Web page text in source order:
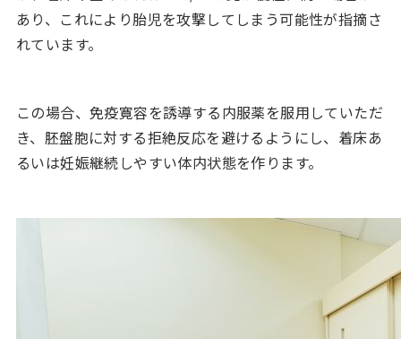
あり、これにより胎児を攻撃してしまう可能性が指摘さ
れています。
この場合、免疫寛容を誘導する内服薬を服用していただ
き、胚盤胞に対する拒絶反応を避けるようにし、着床あ
るいは妊娠継続しやすい体内状態を作ります。